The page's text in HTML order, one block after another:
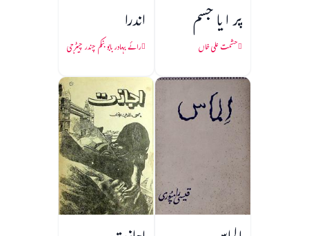
پر ا یا جسم
حشمت علی خاں
اندرا
رائے بہادر بابو بنکم چندر چیٹرجی